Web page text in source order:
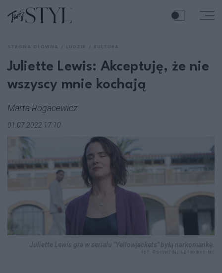
Juliette Lewis: Akceptuję, że nie
wszyscy mnie kochają
Marta Rogacewicz
01.07.2022 17:10